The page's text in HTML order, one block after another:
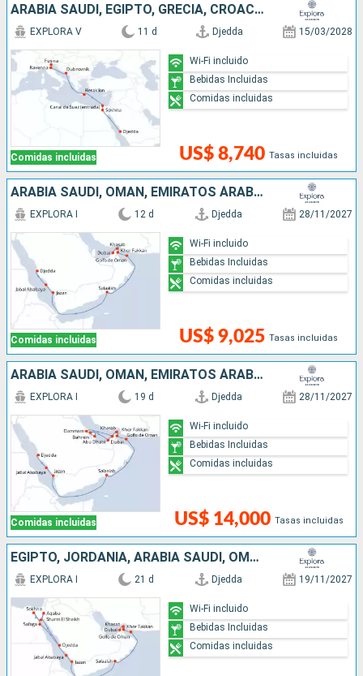
ARABIA SAUDÍ, EGIPTO, GRECIA, CROACIA, ITALIA
Comidas incluidas
EXPLORA V 11 d Djedda 15/03/2028
US$ 8,740 Tasas incluidas
Wi-Fi incluido
Bebidas Incluidas
Comidas incluidas
ARABIA SAUDÍ, OMAN, EMIRATOS ÁRABES UNIDOS
Comidas incluidas
EXPLORA I 12 d Djedda 28/11/2027
US$ 9,025 Tasas incluidas
Wi-Fi incluido
Bebidas Incluidas
Comidas incluidas
ARABIA SAUDÍ, OMAN, EMIRATOS ÁRABES UNIDOS, , QATAR
Comidas incluidas
EXPLORA I 19 d Djedda 28/11/2027
US$ 14,000 Tasas incluidas
Wi-Fi incluido
Bebidas Incluidas
Comidas incluidas
EGIPTO, JORDANIA, ARABIA SAUDÍ, OMAN, EMIRATOS ÁRABES UNIDOS
EXPLORA I 21 d Djedda 19/11/2027
Wi-Fi incluido
Bebidas Incluidas
Comidas incluidas